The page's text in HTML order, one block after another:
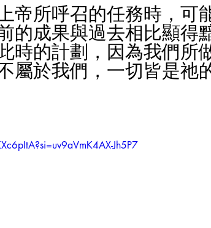
帝所呼召的任務時，可
的成果與過去相比顯得
時的計劃，因為我們所
屬於我們，一切皆是祂
Jh5P7